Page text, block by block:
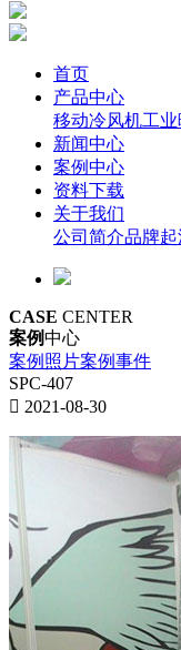
首页
产品中心
移动冷风机工
新闻中心
案例中心
资料下载
关于我们
公司简介品牌起
CASE CENTER
案例中心
案例照片案例事件
SPC-407
 2021-08-30